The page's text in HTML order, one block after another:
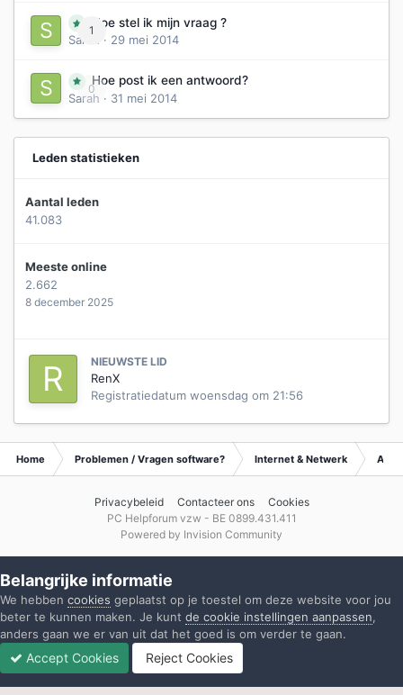
1
Hoe stel ik mijn vraag ?
Sarah
· 29 mei 2014
0
Hoe post ik een antwoord?
Sarah · 31 mei 2014
Leden statistieken
Aantal leden
41.083
Meeste online
2.662
8 december 2025
NIEUWSTE LID
RenX
Registratiedatum woensdag om 21:56
Home Problemen / Vragen software? Internet & Netwerk
Privacybeleid Contacteer ons
Cookies
PC Helpforum vzw - BE 0899.431.411
Powered by Invision Community
Belangrijke informatie
We hebben cookies geplaatst op je toestel om deze website voor jou
beter te kunnen maken. Je kunt de cookie instellingen aanpassen,
anders gaan we er van uit dat het goed is om verder te gaan.
Accept Cookies Reject Cookies
Ongelezen